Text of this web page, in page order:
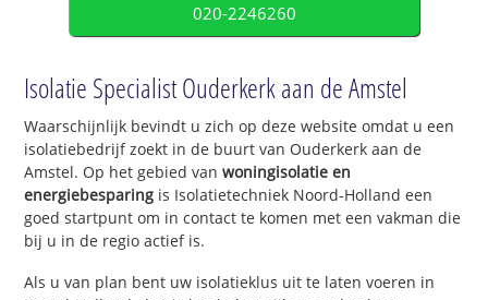
020-2246260
Isolatie Specialist Ouderkerk aan de Amstel
Waarschijnlijk bevindt u zich op deze website omdat u een
isolatiebedrijf zoekt in de buurt van Ouderkerk aan de
Amstel. Op het gebied vanwoningisolatie en
energiebesparing is Isolatietechniek Noord-Holland een
goed startpunt om in contact te komen met een vakman die
bij u in de regio actief is.
Als u van plan bent uw isolatieklus uit te laten voeren in